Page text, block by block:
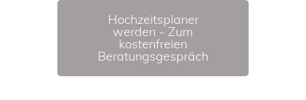
Hochzeitsplaner
werden - Zum
kostenfreien
Beratungsgespräch